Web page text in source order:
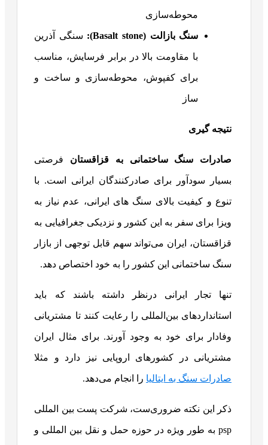
محوطه‌سازی
سنگ بازالت (Basalt stone
): سنگی آذرین
با مقاومت بالا در برابر فرسایش، مناسب
برای کفپوش، محوطه‌سازی و ساخت و
ساز
نتیجه گیری
صادرات سنگ ساختمانی به قزاقستان فرصتی
بسیار سودآور برای صادرکنندگان ایرانی است. با
تنوع و کیفیت بالای سنگ های ایرانی، عدم نیاز به
ویزا برای سفر به این کشور و نزدیکی جغرافیایی به
قزاقستان، ایران می‌تواند سهم قابل توجهی از بازار
سنگ ساختمانی این کشور را به خود اختصاص دهد.
تنها تجار ایرانی درنظر داشته باشند که باید
استانداردهای بین‌المللی را رعایت کنند تا مشتریانی
وفادار برای خود به وجود آورند. برای مثال ایران
مشتریانی در کشورهای اروپایی نیز دارد و مثلا
صادرات سنگ به ایتالیا را انجام می‌دهد.
ذکر این نکته ضروری‌ست، شرکت پست بین المللی
psp به طور ویژه در حوزه حمل و نقل بین المللی و